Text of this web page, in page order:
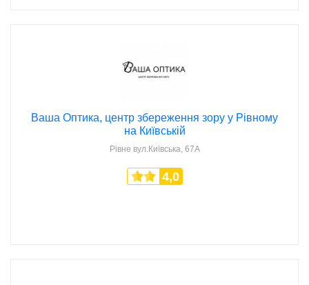
Ваша Оптика, центр збереження зору у Рівному
на Київській
Рівне вул.Київська, 67А
4,0